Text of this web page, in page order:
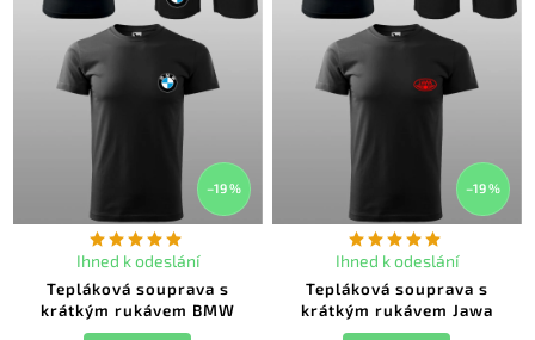
–19 %
Tepláková souprava s
krátkým rukávem BMW
Ihned k odeslání
–19 %
Tepláková souprava s
krátkým rukávem Jawa
Ihned k odeslání